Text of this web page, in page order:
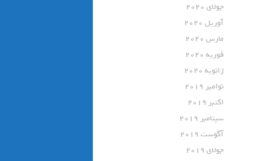
جولای 2020
آوریل 2020
مارس 2020
فوریه 2020
ژانویه 2020
نوامبر 2019
اکتبر 2019
سپتامبر 2019
آگوست 2019
جولای 2019